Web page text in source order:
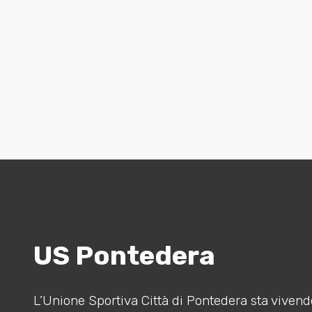
US Pontedera
L’Unione Sportiva Città di Pontedera sta